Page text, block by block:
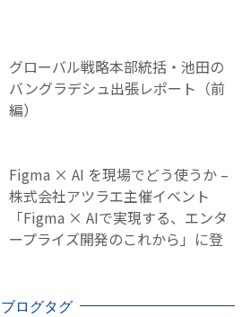
グローバル戦略本部統括・池田の
バングラデシュ出張レポート（前
編）
Figma × AI を現場でどう使うか –
株式会社アツラエ主催イベント
「Figma × AIで実現する、エンタ
ープライズ開発のこれから」に登
ブログタグ